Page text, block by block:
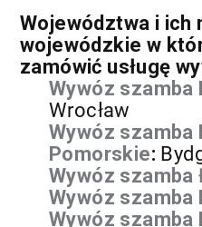
Województwa i ich
wojewódzkie w
zamówić usługę
Wywóz szamba
Wrocław
Wywóz szamba
Pomorskie:
Wywóz szamba
Wywóz szamba
Wywóz szamba